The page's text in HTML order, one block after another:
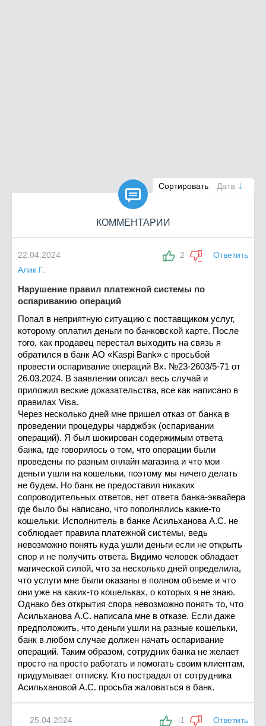
Сортировать Дата

КОММЕНТАРИИ
2 Ответить
22.04.2024
Алик Г.
Нарушение правил платежной системы по
оспариванию операций
Попал в неприятную ситуацию с поставщиком услуг,
которому оплатил деньги по банковской карте. После
того, как продавец перестал выходить на связь я
обратился в банк АО «Kaspi Bank» с просьбой
провести оспаривание операций Вх. №23-2603/5-71 от
26.03.2024. В заявлении описал весь случай и
приложил веские доказательства, все как написано в
правилах Visa.
Через несколько дней мне пришел отказ от банка в
проведении процедуры чарджбэк (оспаривании
операций). Я был шокирован содержимым ответа
банка, где говорилось о том, что операции были
проведены по разным онлайн магазина и что мои
деньги ушли на кошельки, поэтому мы ничего делать
не будем. Но банк не предоставил никаких
сопроводительных ответов, нет ответа банка-эквайера
где было бы написано, что пополнялись какие-то
кошельки. Исполнитель в банке Асильханова А.С. не
соблюдает правила платежной системы, ведь
невозможно понять куда ушли деньги если не открыть
спор и не получить ответа. Видимо человек обладает
магической силой, что за несколько дней определила,
что услуги мне были оказаны в полном объеме и что
они уже на каких-то кошельках, о которых я не знаю.
Однако без открытия спора невозможно понять то, что
Асильханова А.С. написала мне в отказе. Если даже
предположить, что деньги ушли на разные кошельки,
банк в любом случае должен начать оспаривание
операций. Таким образом, сотрудник банка не желает
просто на просто работать и помогать своим клиентам,
придумывает отписку. Кто пострадал от сотрудника
Асильхановой А.С. просьба жаловаться в банк.
-1 Ответить
25.04.2024